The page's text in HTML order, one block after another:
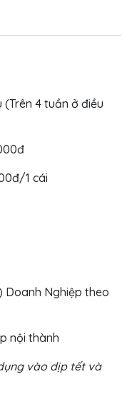
4 tuần ở điều
1 cái
Doanh Nghiệp theo
nội thành
vào dịp tết và